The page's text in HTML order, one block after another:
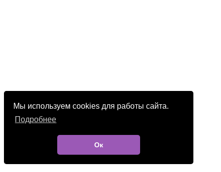
Мы используем cookies для работы сайта.
Подробнее
Ок